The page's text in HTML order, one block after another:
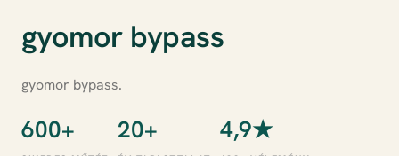
gyomor bypass
gyomor bypass.
600+ 20+ 4,9★